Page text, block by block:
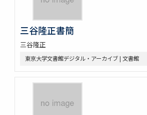
三谷隆正書簡
三谷隆正
東京大学文書館デジタル・アーカイブ | 文書館